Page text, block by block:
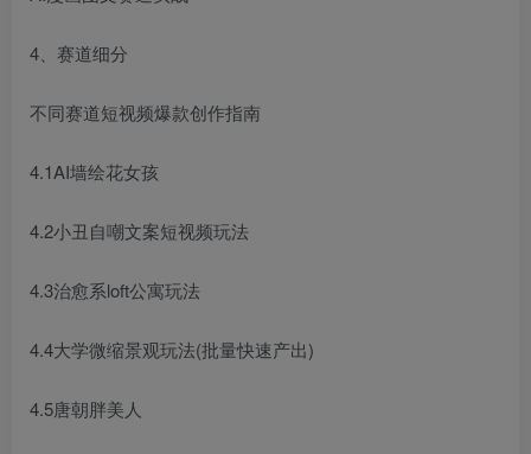
4、赛道细分
不同赛道短视频爆款创作指南
4.1AI墙绘花女孩
4.2小丑自嘲文案短视频玩法
4.3治愈系loft公寓玩法
4.4大学微缩景观玩法(批量快速产出)
4.5唐朝胖美人